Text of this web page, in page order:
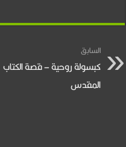
السابق
كبسولة روحية – قصة الكتاب
المقدس